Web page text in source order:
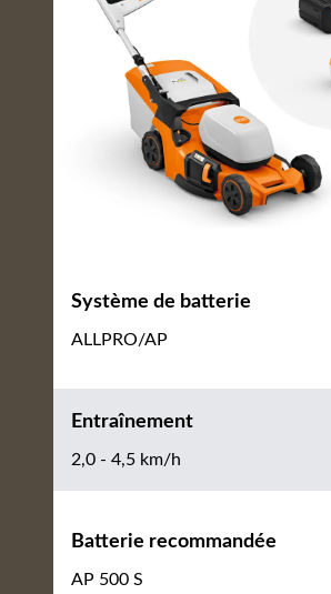
Système de batterie
ALLPRO/AP
Entraînement
2,0 - 4,5 km/h
Batterie recommandée
AP 500 S